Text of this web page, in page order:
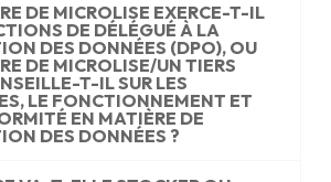
DE MICROLISE EXERCE-T-IL
DE DÉLÉGUÉ À LA
DES DONNÉES (DPO), OU
DE MICROLISE/UN TIERS
T-IL SUR LES
LE FONCTIONNEMENT ET
EN MATIÈRE DE
DES DONNÉES ?